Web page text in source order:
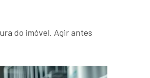
do imóvel. Agir antes